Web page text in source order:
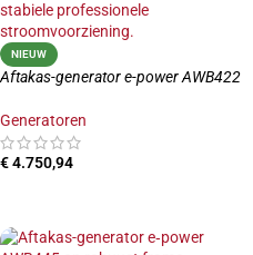
NIEUW
Aftakas-generator e-power AWB422
Generatoren
€4.750,94